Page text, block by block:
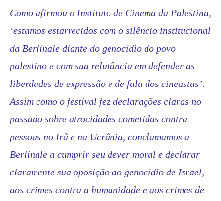
Como afirmou o Instituto de Cinema da Palestina,
‘estamos estarrecidos com o silêncio institucional
da Berlinale diante do genocídio do povo
palestino e com sua relutância em defender as
liberdades de expressão e de fala dos cineastas’.
Assim como o festival fez declarações claras no
passado sobre atrocidades cometidas contra
pessoas no Irã e na Ucrânia, conclamamos a
Berlinale a cumprir seu dever moral e declarar
claramente sua oposição ao genocídio de Israel,
aos crimes contra a humanidade e aos crimes de